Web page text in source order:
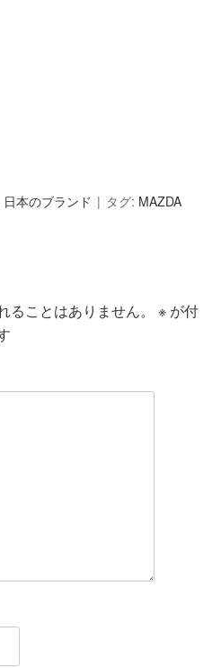
日本のブランド タグ: MAZDA
ことはありません。 ※ が付